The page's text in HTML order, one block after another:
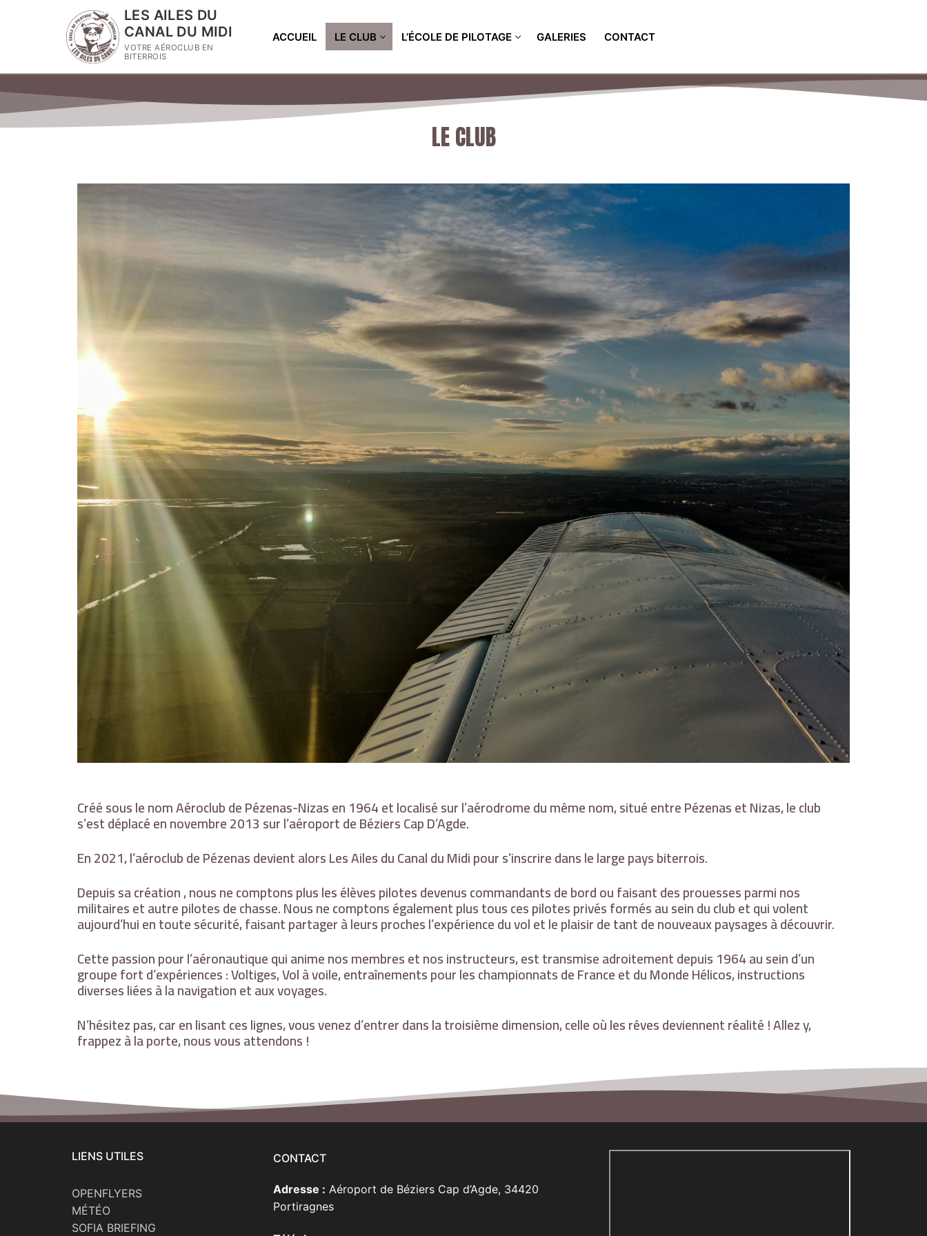
LES AILES DU
CANAL DU MIDI
VOTRE AÉROCLUB EN
BITERROIS
ACCUEIL LE CLUB L’ÉCOLE DE PILOTAGE GALERIES CONTACT
LE CLUB
Créé sous le nom Aéroclub de Pézenas-Nizas en 1964 et localisé sur l’aérodrome du même nom, situé entre Pézenas et Nizas, le club
s’est déplacé en novembre 2013 sur l’aéroport de Béziers Cap D’Agde.
En 2021, l’aéroclub de Pézenas devient alors Les Ailes du Canal du Midi pour s’inscrire dans le large pays biterrois.
Depuis sa création , nous ne comptons plus les élèves pilotes devenus commandants de bord ou faisant des prouesses parmi nos
militaires et autre pilotes de chasse. Nous ne comptons également plus tous ces pilotes privés formés au sein du club et qui volent
aujourd’hui en toute sécurité, faisant partager à leurs proches l’expérience du vol et le plaisir de tant de nouveaux paysages à découvrir.
Cette passion pour l’aéronautique qui anime nos membres et nos instructeurs, est transmise adroitement depuis 1964 au sein d’un
groupe fort d’expériences : Voltiges, Vol à voile, entraînements pour les championnats de France et du Monde Hélicos, instructions
diverses liées à la navigation et aux voyages.
N’hésitez pas, car en lisant ces lignes, vous venez d’entrer dans la troisième dimension, celle où les rêves deviennent réalité ! Allez y,
frappez à la porte, nous vous attendons !
LIENS UTILES
OPENFLYERS
MÉTÉO
SOFIA BRIEFING
CONTACT
Adresse : Aéroport de Béziers Cap d’Agde, 34420
Portiragnes